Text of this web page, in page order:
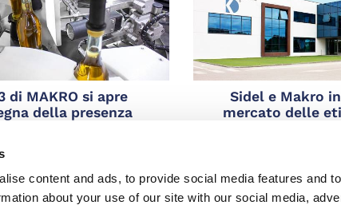
content and ads, to provide social media features and
about your use of our site with our social media,
di MAKRO si apre
della presenza
Sidel e Makro
mercato delle